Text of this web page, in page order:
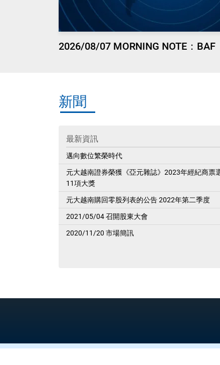
2026/08/07 MORNING NOTE：BAF
新聞
最新資訊
邁向數位繁榮時代
元大越南證券榮獲《亞元雜誌》2023年經紀商票
11項大獎
元大越南購回零股列表的公告 2022年第二季度
2021/05/04 召開股東大會
2020/11/20 市場簡訊